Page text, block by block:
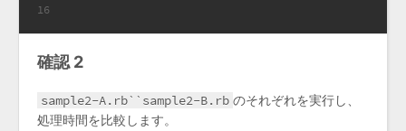
16
確認 2
sample2-A.rb``sample2-B.rb のそれぞれを実行し、
処理時間を比較します。